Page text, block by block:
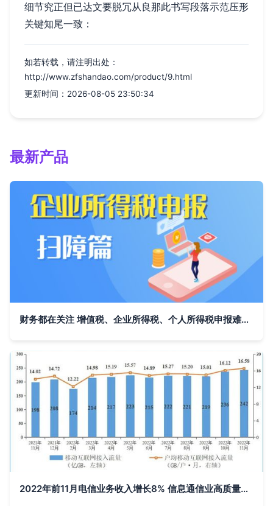
细节究正但已达文要脱冗从良那此书写段落示范压形
关键知尾一致：
如若转载，请注明出处：
http://www.zfshandao.com/product/9.html
更新时间：2026-08-05 23:50:34
最新产品
财务都在关注 增值税、企业所得税、个人所得税申报难点梳理与增值电信业务经营合规解析
2022年前11月电信业务收入增长8% 信息通信业高质量发展稳步推进